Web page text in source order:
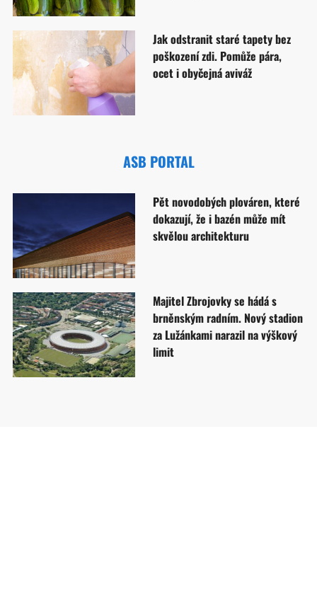
Jak odstranit staré tapety bez
poškození zdi. Pomůže pára,
ocet i obyčejná aviváž
ASB PORTAL
Pět novodobých plováren, které
dokazují, že i bazén může mít
skvělou architekturu
Majitel Zbrojovky se hádá s
brněnským radním. Nový stadion
za Lužánkami narazil na výškový
limit